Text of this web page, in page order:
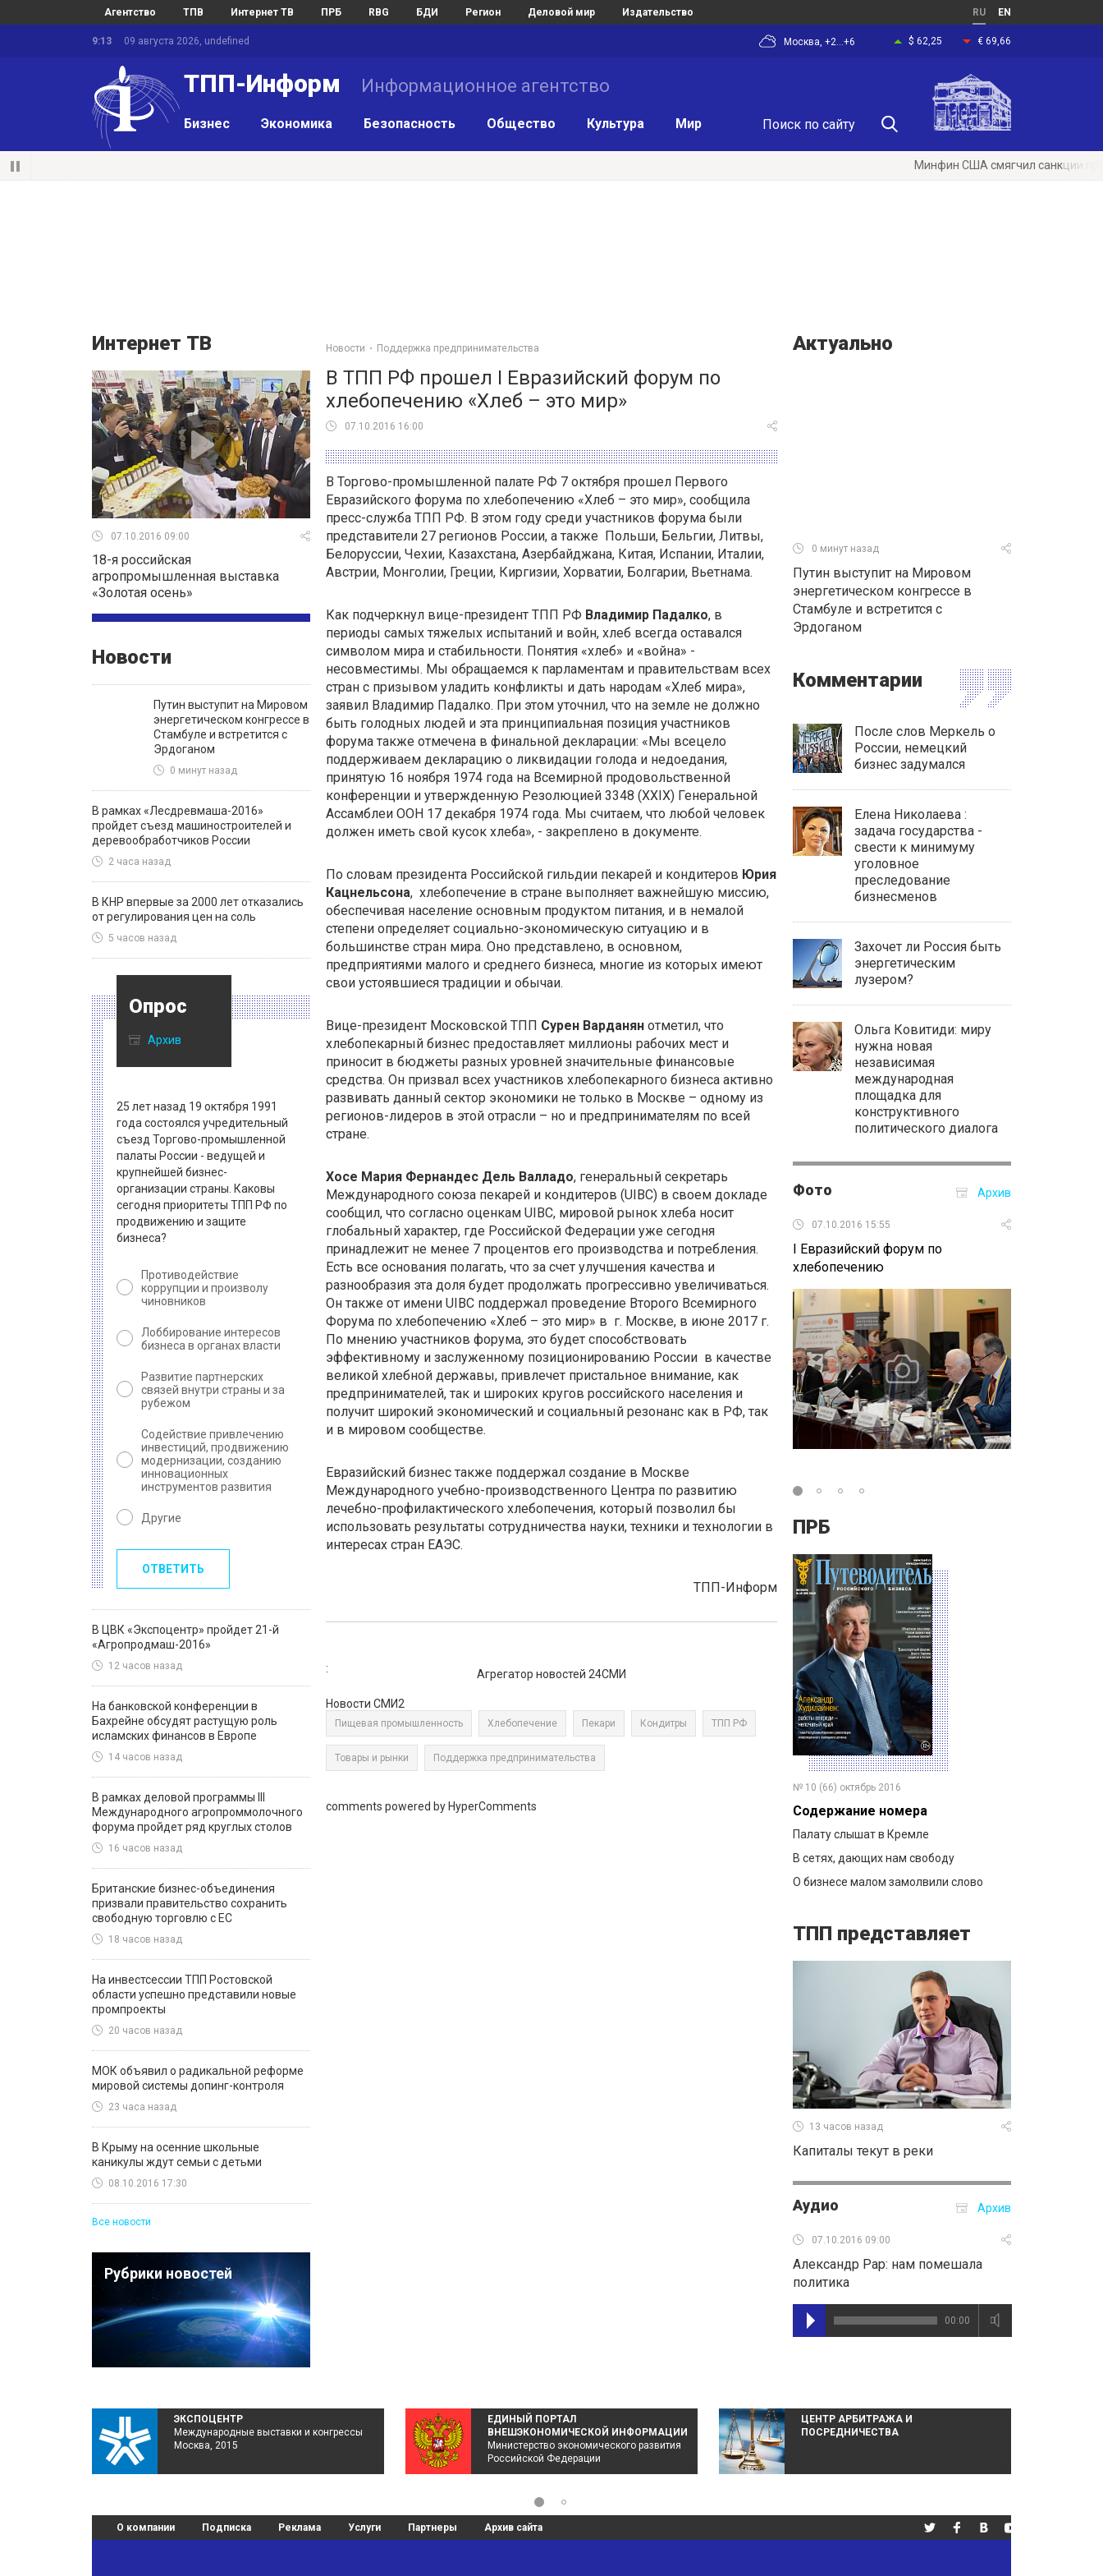
Агентство ТПВ Интернет ТВ ПРБ RBG БДИ Регион Деловой мир Издательство RU EN
9:13 09 августа 2026, undefined $ 62,25 € 69,66
Москва, +2...+6
ТПП-Информ Информационное агентство
Бизнес Экономика Безопасность Общество Культура Мир
Минфин США смягчил санкции против
Интернет ТВ
07.10.2016 09:00
18-я российская
агропромышленная выставка
«Золотая осень»
Новости
Путин выступит на Мировом
энергетическом конгрессе в
Стамбуле и встретится с
Эрдоганом
0 минут назад
В рамках «Лесдревмаша-2016»
пройдет съезд машиностроителей и
деревообработчиков России
2 часа назад
В КНР впервые за 2000 лет отказались
от регулирования цен на соль
5 часов назад
Опрос
Архив
25 лет назад 19 октября 1991
года состоялся учредительный
съезд Торгово-промышленной
палаты России - ведущей и
крупнейшей бизнес-
организации страны. Каковы
сегодня приоритеты ТПП РФ по
продвижению и защите
бизнеса?
Противодействие
коррупции и произволу
чиновников
Лоббирование интересов
бизнеса в органах власти
Развитие партнерских
связей внутри страны и за
рубежом
Содействие привлечению
инвестиций, продвижению
модернизации, созданию
инновационных
инструментов развития
Другие
ОТВЕТИТЬ
В ЦВК «Экспоцентр» пройдет 21-й
«Агропродмаш-2016»
12 часов назад
На банковской конференции в
Бахрейне обсудят растущую роль
исламских финансов в Европе
14 часов назад
В рамках деловой программы III
Международного агропроммолочного
форума пройдет ряд круглых столов
16 часов назад
Британские бизнес-объединения
призвали правительство сохранить
свободную торговлю с ЕС
18 часов назад
На инвестсессии ТПП Ростовской
области успешно представили новые
промпроекты
20 часов назад
МОК объявил о радикальной реформе
мировой системы допинг-контроля
23 часа назад
В Крыму на осенние школьные
каникулы ждут семьи с детьми
08.10.2016 17:30
Все новости
Рубрики новостей
Новости Поддержка предпринимательства
В ТПП РФ прошел I Евразийский форум по
хлебопечению «Хлеб – это мир»
07.10.2016 16:00
В Торгово-промышленной палате РФ 7 октября прошел Первого
Евразийского форума по хлебопечению «Хлеб – это мир», сообщила
пресс-служба ТПП РФ. В этом году среди участников форума были
представители 27 регионов России, а также Польши, Бельгии, Литвы,
Белоруссии, Чехии, Казахстана, Азербайджана, Китая, Испании, Италии,
Австрии, Монголии, Греции, Киргизии, Хорватии, Болгарии, Вьетнама.
Как подчеркнул вице-президент ТПП РФ Владимир Падалко, в
периоды самых тяжелых испытаний и войн, хлеб всегда оставался
символом мира и стабильности. Понятия «хлеб» и «война» -
несовместимы. Мы обращаемся к парламентам и правительствам всех
стран с призывом уладить конфликты и дать народам «Хлеб мира»,
заявил Владимир Падалко. При этом уточнил, что на земле не должно
быть голодных людей и эта принципиальная позиция участников
форума также отмечена в финальной декларации: «Мы всецело
поддерживаем декларацию о ликвидации голода и недоедания,
принятую 16 ноября 1974 года на Всемирной продовольственной
конференции и утвержденную Резолюцией 3348 (XXIX) Генеральной
Ассамблеи ООН 17 декабря 1974 года. Мы считаем, что любой человек
должен иметь свой кусок хлеба», - закреплено в документе.
По словам президента Российской гильдии пекарей и кондитеров Юрия
Кацнельсона, хлебопечение в стране выполняет важнейшую миссию,
обеспечивая население основным продуктом питания, и в немалой
степени определяет социально-экономическую ситуацию и в
большинстве стран мира. Оно представлено, в основном,
предприятиями малого и среднего бизнеса, многие из которых имеют
свои устоявшиеся традиции и обычаи.
Вице-президент Московской ТПП Сурен Варданян отметил, что
хлебопекарный бизнес предоставляет миллионы рабочих мест и
приносит в бюджеты разных уровней значительные финансовые
средства. Он призвал всех участников хлебопекарного бизнеса активно
развивать данный сектор экономики не только в Москве – одному из
регионов-лидеров в этой отрасли – но и предпринимателям по всей
стране.
Хосе Мария Фернандес Дель Валладо, генеральный секретарь
Международного союза пекарей и кондитеров (UIBC) в своем докладе
сообщил, что согласно оценкам UIBС, мировой рынок хлеба носит
глобальный характер, где Российской Федерации уже сегодня
принадлежит не менее 7 процентов его производства и потребления.
Есть все основания полагать, что за счет улучшения качества и
разнообразия эта доля будет продолжать прогрессивно увеличиваться.
Он также от имени UIBC поддержал проведение Второго Всемирного
Форума по хлебопечению «Хлеб – это мир» в г. Москве, в июне 2017 г.
По мнению участников форума, это будет способствовать
эффективному и заслуженному позиционированию России в качестве
великой хлебной державы, привлечет пристальное внимание, как
предпринимателей, так и широких кругов российского населения и
получит широкий экономический и социальный резонанс как в РФ, так
и в мировом сообществе.
Евразийский бизнес также поддержал создание в Москве
Международного учебно-производственного Центра по развитию
лечебно-профилактического хлебопечения, который позволил бы
использовать результаты сотрудничества науки, техники и технологии в
интересах стран ЕАЭС.
ТПП-Информ
: Агрегатор новостей 24СМИ
Новости СМИ2
Пищевая промышленность Хлебопечение Пекари Кондитры ТПП РФ
Товары и рынки Поддержка предпринимательства
comments powered by HyperComments
Актуально
0 минут назад
Путин выступит на Мировом
энергетическом конгрессе в
Стамбуле и встретится с
Эрдоганом
Комментарии
После слов Меркель о
России, немецкий
бизнес задумался
Елена Николаева :
задача государства -
свести к минимуму
уголовное
преследование
бизнесменов
Захочет ли Россия быть
энергетическим
лузером?
Ольга Ковитиди: миру
нужна новая
независимая
международная
площадка для
конструктивного
политического диалога
Фото Архив
07.10.2016 15:55
I Евразийский форум по
хлебопечению
ПРБ
№ 10 (66) октябрь 2016
Содержание номера
Палату слышат в Кремле
В сетях, дающих нам свободу
О бизнесе малом замолвили слово
ТПП представляет
13 часов назад
Капиталы текут в реки
Аудио Архив
07.10.2016 09:00
Александр Рар: нам помешала
политика
00:00
ЭКСПОЦЕНТР
Международные выставки и конгрессы
Москва, 2015
ЕДИНЫЙ ПОРТАЛ
ВНЕШЭКОНОМИЧЕСКОЙ ИНФОРМАЦИИ
Министерство экономического развития
Российской Федерации
ЦЕНТР АРБИТРАЖА И
ПОСРЕДНИЧЕСТВА
О компании Подписка Реклама Услуги Партнеры Архив сайта